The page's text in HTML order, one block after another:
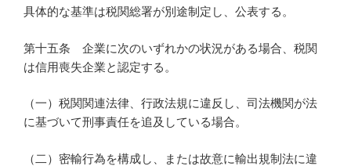
具体的な基準は税関総署が別途制定し、公表する。
第十五条 企業に次のいずれかの状況がある場合、税関
は信用喪失企業と認定する。
（一）税関関連法律、行政法規に違反し、司法機関が法
に基づいて刑事責任を追及している場合。
（二）密輸行為を構成し、または故意に輸出規制法に違